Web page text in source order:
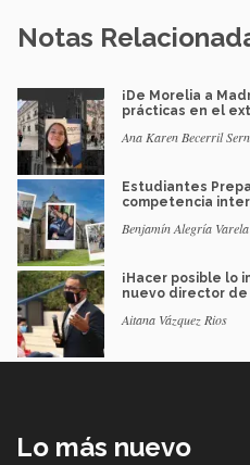
Notas
¡De Morelia a
prácticas en el
Ana Karen Becerril
Estudiantes
competencia
Benjamín Alegría Varela
¡Hacer posible lo
nuevo director de
Aitana Vázquez Rios
Lo más nuevo